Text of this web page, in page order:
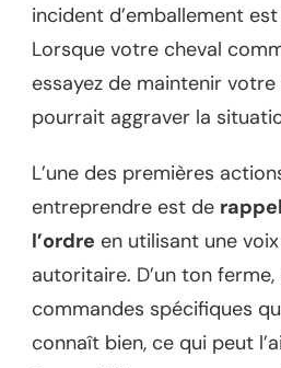
incident d’emballement
Lorsque votre cheval
essayez de maintenir
pourrait aggraver la
L’une des premières
entreprendre est de
l’ordre en utilisant une
autoritaire. D’un ton
commandes spécifiques
connaît bien, ce qui peut